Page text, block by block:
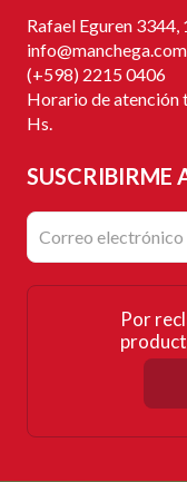
Rafael Eguren
(+598) 2215 0406
Horario de atención
Hs.
SUSCRIBIRME
Por